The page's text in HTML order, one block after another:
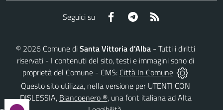
Seguici su Facebook Telegram
© 2026 Comune diSanta Vittoria d'Alba - Tutti i diritti
riservati - I contenuti del sito, testi e immagini sono di
proprietà del Comune - CMS: Città In Comune
Questo sito utilizza, nella versione per UTENTI CON
DISLESSIA, Biancoenero ®, una font italiana ad Alta